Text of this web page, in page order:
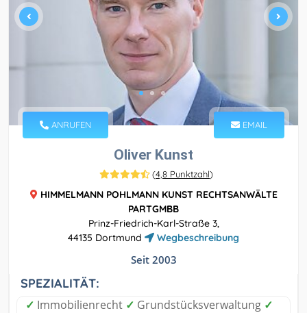
ANRUFEN EMAIL
Oliver Kunst
(4,8 Punktzahl)
HIMMELMANN POHLMANN KUNST RECHTSANWÄLTE
PARTGMBB
Prinz-Friedrich-Karl-Straße 3,
44135 Dortmund
Wegbeschreibung
Seit 2003
SPEZIALITÄT:
✓ Immobilienrecht ✓ Grundstücksverwaltung ✓